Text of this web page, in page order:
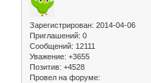
Зарегистрирован: 2014-04-06
Приглашений: 0
Сообщений: 12111
Уважение: +3655
Позитив: +4528
Провел на форуме: